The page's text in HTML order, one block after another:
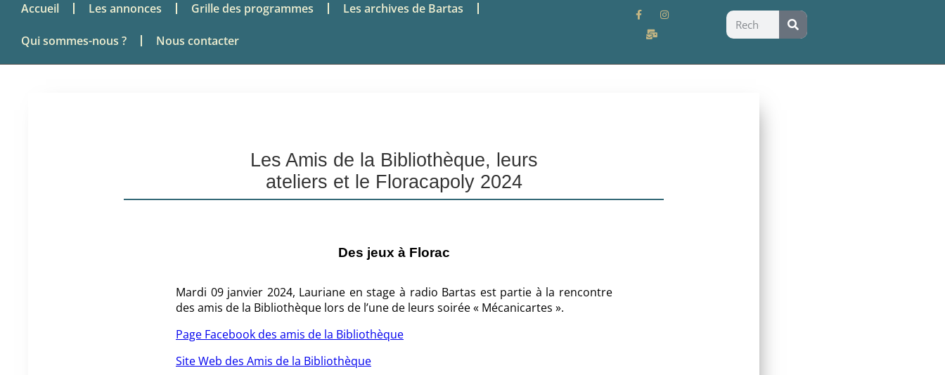
Accueil Les annonces Grille des programmes Les archives de Bartas
Qui sommes-nous ? Nous contacter
Les Amis de la Bibliothèque, leurs
ateliers et le Floracapoly 2024
Des jeux à Florac
Mardi 09 janvier 2024, Lauriane en stage à radio Bartas est partie à la rencontre
des amis de la Bibliothèque lors de l’une de leurs soirée « Mécanicartes ».
Page Facebook des amis de la Bibliothèque
Site Web des Amis de la Bibliothèque